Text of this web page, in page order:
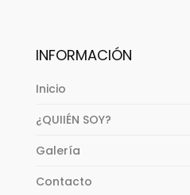
INFORMACIÓN
Inicio
¿QUIIÉN SOY?
Galería
Contacto